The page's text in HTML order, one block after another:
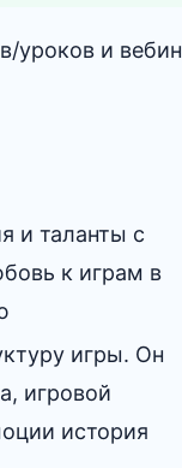
уроков и
и таланты с
к играм в
игры. Он
игровой
история